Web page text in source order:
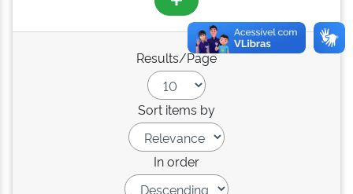
Results/Page
Sort items by
In order